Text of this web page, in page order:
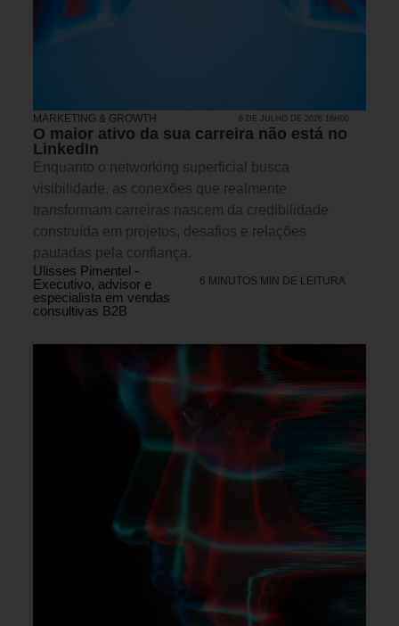
MARKETING & GROWTH 6 DE JULHO DE 2026 16H00
O maior ativo da sua carreira não está no
LinkedIn
Enquanto o networking superficial busca
visibilidade, as conexões que realmente
transformam carreiras nascem da credibilidade
construída em projetos, desafios e relações
pautadas pela confiança.
Ulisses Pimentel -
Executivo, advisor e
especialista em vendas
consultivas B2B
6 MINUTOS MIN DE LEITURA